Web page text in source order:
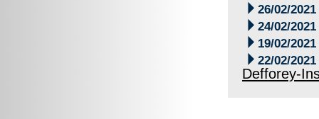
 26/02/2021
 24/02/2021
 19/02/2021
 22/02/2021
Defforey-